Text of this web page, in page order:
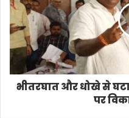
भीतरघात और धोखे से
पर